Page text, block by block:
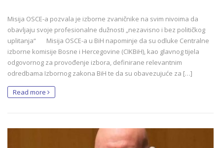
Misija OSCE-a pozvala je izborne zvaničnike na svim nivoima da
obavljaju svoje profesionalne dužnosti „nezavisno i bez političkog
uplitanja“ Misija OSCE-a u BiH napominje da su odluke Centralne
izborne komisije Bosne i Hercegovine (CIKBiH), kao glavnog tijela
odgovornog za provođenje izbora, definirane relevantnim
odredbama Izbornog zakona BiH te da su obavezujuće za […]
Read more